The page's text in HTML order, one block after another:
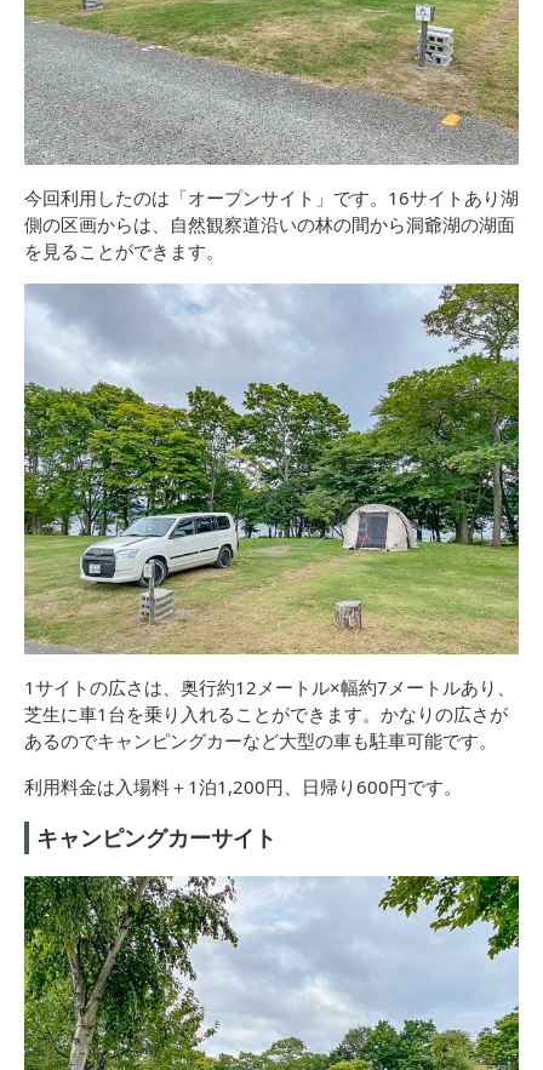
今回利用したのは「オープンサイト」です。16サイトあり湖
側の区画からは、自然観察道沿いの林の間から洞爺湖の湖面
を見ることができます。
1サイトの広さは、奥行約12メートル×幅約7メートルあり、
芝生に車1台を乗り入れることができます。かなりの広さが
あるのでキャンピングカーなど大型の車も駐車可能です。
利用料金は入場料＋1泊1,200円、日帰り600円です。
キャンピングカーサイト